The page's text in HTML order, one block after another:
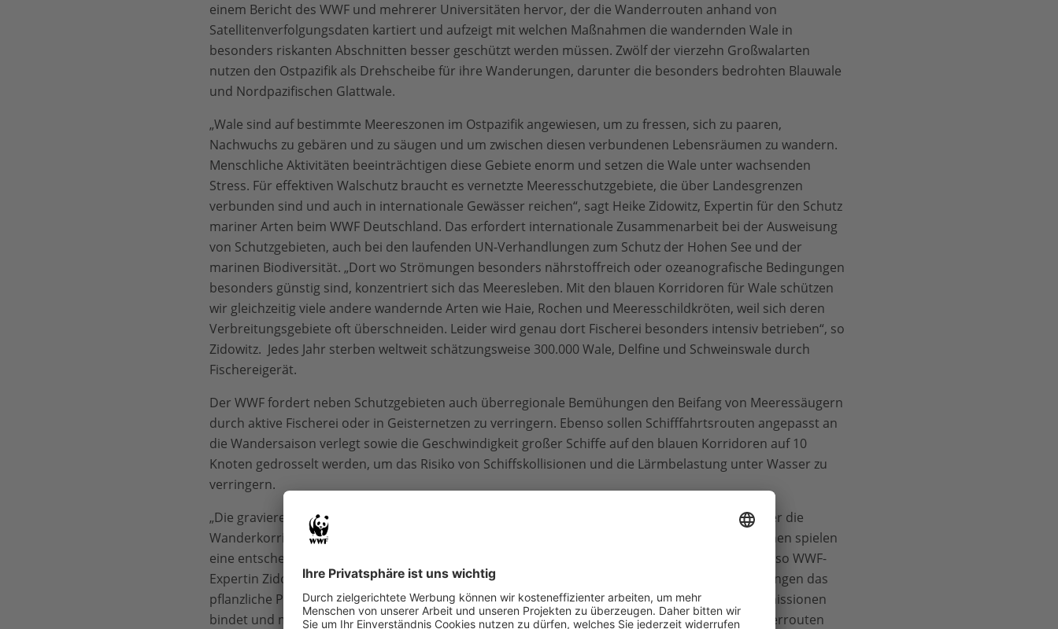
einem Bericht des WWF und mehrerer Universitäten hervor, der die Wanderrouten anhand von
Satellitenverfolgungsdaten kartiert und aufzeigt mit welchen Maßnahmen die wandernden Wale in
besonders riskanten Abschnitten besser geschützt werden müssen. Zwölf der vierzehn Großwalarten
nutzen den Ostpazifik als Drehscheibe für ihre Wanderungen, darunter die besonders bedrohten Blauwale
und Nordpazifischen Glattwale.
„Wale sind auf bestimmte Meereszonen im Ostpazifik angewiesen, um zu fressen, sich zu paaren,
Nachwuchs zu gebären und zu säugen und um zwischen diesen verbundenen Lebensräumen zu wandern.
Menschliche Aktivitäten beeinträchtigen diese Gebiete enorm und setzen die Wale unter wachsenden
Stress. Für effektiven Walschutz braucht es vernetzte Meeresschutzgebiete, die über Landesgrenzen
verbunden sind und auch in internationale Gewässer reichen“, sagt Heike Zidowitz, Expertin für den Schutz
mariner Arten beim WWF Deutschland. Das erfordert internationale Zusammenarbeit bei der Ausweisung
von Schutzgebieten, auch bei den laufenden UN-Verhandlungen zum Schutz der Hohen See und der
marinen Biodiversität. „Dort wo Strömungen besonders nährstoffreich oder ozeanografische Bedingungen
besonders günstig sind, konzentriert sich das Meeresleben. Mit den blauen Korridoren für Wale schützen
wir gleichzeitig viele andere wandernde Arten wie Haie, Rochen und Meeresschildkröten, weil sich deren
Verbreitungsgebiete oft überschneiden. Leider wird genau dort Fischerei besonders intensiv betrieben“, so
Zidowitz. Jedes Jahr sterben weltweit schätzungsweise 300.000 Wale, Delfine und Schweinswale durch
Fischereigerät.
Der WWF fordert neben Schutzgebieten auch überregionale Bemühungen den Beifang von Meeressäugern
durch aktive Fischerei oder in Geisternetzen zu verringern. Ebenso sollen Schifffahrtsrouten angepasst an
die Wandersaison verlegt sowie die Geschwindigkeit großer Schiffe auf den blauen Korridoren auf 10
Knoten gedrosselt werden, um das Risiko von Schiffskollisionen und die Lärmbelastung unter Wasser zu
verringern.
„Die gravierende Veränderung der marinen Ökosysteme ist bereits im Gange. Es wird dringlicher die
Wanderkorridore zu schützen, um das ökologische Gefüge zu erhalten. Gesunde Walpopulationen spielen
eine entscheidende Rolle für die Gesundheit der Meere und sind wichtig für das globale Klima“, so WWF-
Expertin Zidowitz weiter. Wale tragen zur Düngung unserer Ozeane bei, indem ihre Ausscheidungen das
pflanzliche Plankton vermehren, das schätzungsweise 40 Prozent der weltweiten Kohlenstoffemissionen
bindet und mehr als die Hälfte des weltweiten Sauerstoffs produziert. Der Schutz der Walwanderrouten